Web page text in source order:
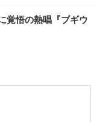
覚悟の熱唱『ブギウ